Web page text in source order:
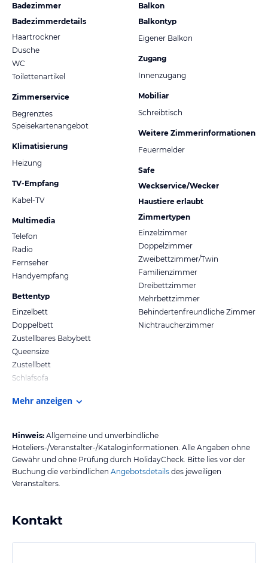
Badezimmer
Badezimmerdetails
Haartrockner
Dusche
WC
Toilettenartikel
Zimmerservice
Begrenztes
Speisekartenangebot
Klimatisierung
Heizung
TV-Empfang
Kabel-TV
Multimedia
Telefon
Radio
Fernseher
Handyempfang
Bettentyp
Einzelbett
Doppelbett
Zustellbares Babybett
Queensize
Zustellbett
Schlafsofa
Balkon
Balkontyp
Eigener Balkon
Zugang
Innenzugang
Mobiliar
Schreibtisch
Weitere Zimmerinformationen
Feuermelder
Safe
Weckservice/Wecker
Haustiere erlaubt
Zimmertypen
Einzelzimmer
Doppelzimmer
Zweibettzimmer/Twin
Familienzimmer
Dreibettzimmer
Mehrbettzimmer
Behindertenfreundliche Zimmer
Nichtraucherzimmer
Mehr anzeigen
Hinweis: Allgemeine und unverbindliche
Hoteliers-/Veranstalter-/Kataloginformationen. Alle Angaben ohne
Gewähr und ohne Prüfung durch HolidayCheck. Bitte lies vor der
Buchung die verbindlichen Angebotsdetails des jeweiligen
Veranstalters.
Kontakt